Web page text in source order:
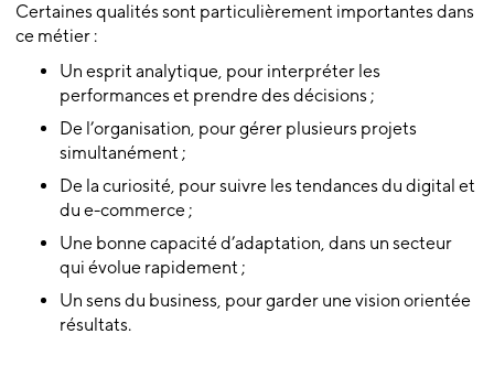
Certaines qualités sont particulièrement importantes dans
ce métier :
Un esprit analytique, pour interpréter les
performances et prendre des décisions ;
De l’organisation, pour gérer plusieurs projets
simultanément ;
De la curiosité, pour suivre les tendances du digital et
du e-commerce ;
Une bonne capacité d’adaptation, dans un secteur
qui évolue rapidement ;
Un sens du business, pour garder une vision orientée
résultats.